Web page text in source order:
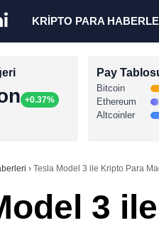
KRİPTO PARA
+0.37%
Pay
Bitcoin
Ethereum
Altcoinler
› Tesla Model 3 ile Kripto Para
3